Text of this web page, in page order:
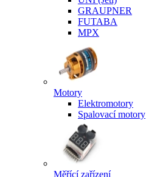
GRAUPNER
FUTABA
MPX
Motory
Elektromotory
Spalovací motory
Měřící zařízení